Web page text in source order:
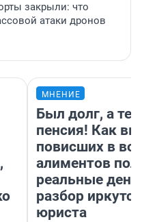
закрыли: что
атаки дронов
МНЕНИЕ
Был долг, а
пенсия! Как
повисших в
алиментов
реальные
разбор
юриста